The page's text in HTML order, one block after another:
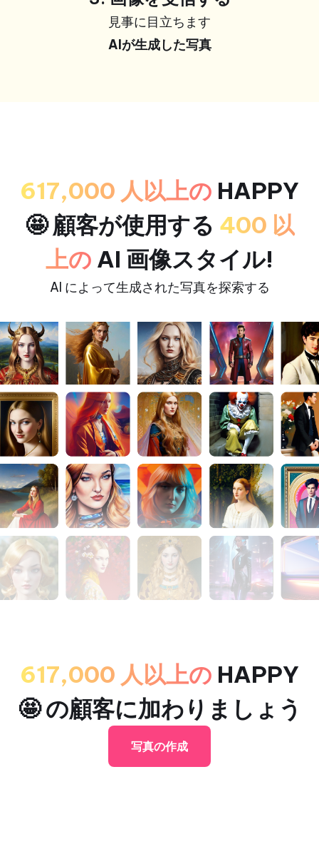
見事に目立ちます
AIが生成した写真
617,000 人以上の HAPPY
🤩 顧客が使用する 400 以
上の AI 画像スタイル!
AI によって生成された写真を探索する
617,000 人以上の HAPPY
🤩 の顧客に加わりましょう
写真の作成